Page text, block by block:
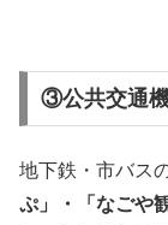
③公共交通
地下鉄・市バス
ぷ」・「なごや